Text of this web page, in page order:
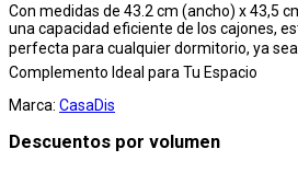
Con medidas de 43.2 cm (ancho) x 43,5
una capacidad eficiente de los cajones,
perfecta para cualquier dormitorio, ya
Complemento Ideal para Tu Espacio
Marca: CasaDis
Descuentos por volumen